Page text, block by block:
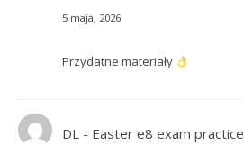
5 maja, 2026
Przydatne materiały
DL - Easter e8 exam practice